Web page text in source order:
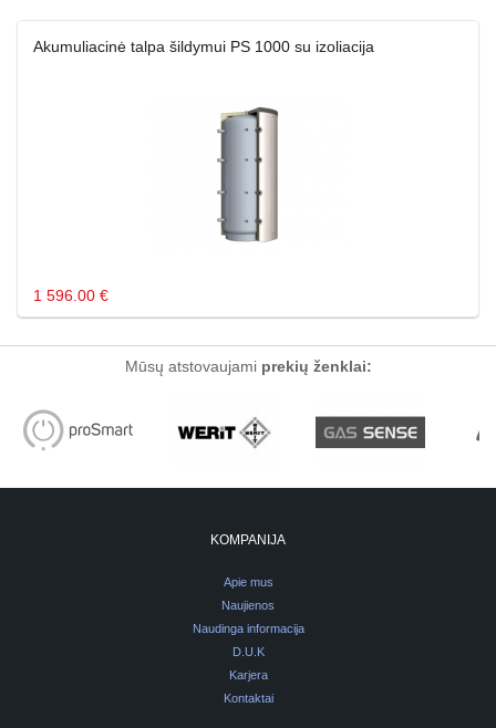
Akumuliacinė talpa šildymui PS 1000 su izoliacija
1 596.00 €
Mūsų atstovaujami prekių ženklai:
KOMPANIJA
Apie mus
Naujienos
Naudinga informacija
D.U.K
Karjera
Kontaktai